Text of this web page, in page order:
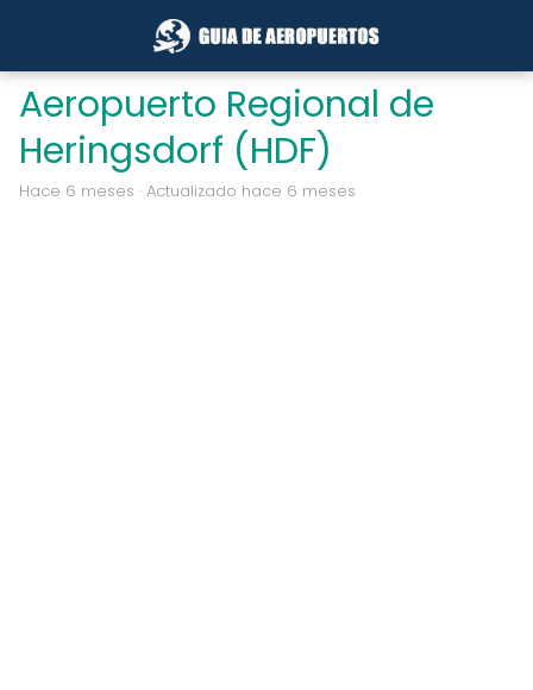
Aeropuerto Regional de
Heringsdorf (HDF)
hace 6 meses · Actualizado hace 6 meses